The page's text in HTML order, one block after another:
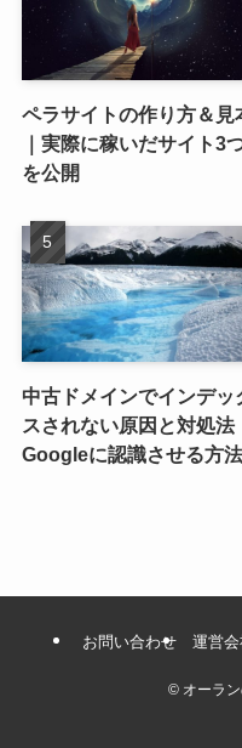
ペラサイトの作り方＆見
｜実際に稼いだサイト3
を公開
中古ドメインでインデッ
スされない原因と対処法
Googleに認識させる方法
お問い合わせ 運営会
©オーラン